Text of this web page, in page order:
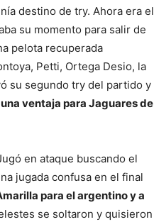
destino de try. Ahora era el
su momento para salir de
pelota recuperada
Petti, Ortega Desio, la
su segundo try del partido y
ventaja para Jaguares de
en ataque buscando el
jugada confusa en el final
para el argentino y a
se soltaron y quisieron